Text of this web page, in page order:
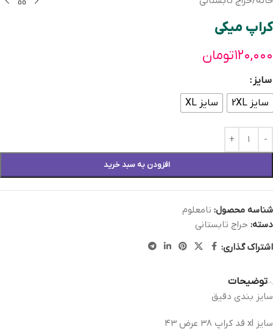
کراپ میکی
۱۲۰,۰۰۰تومان
سایز
سایز 2XL
سایز XL
افزودن به سبد خرید
شناسه محصول: نامعلوم
دسته: حراج تابستانی
اشتراک گذاری:
توضیحات
سایز بندی دقیق
سایز xl قد کراپ ۳۸ عرض ۴۳